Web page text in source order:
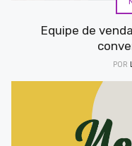
Equipe de
POR